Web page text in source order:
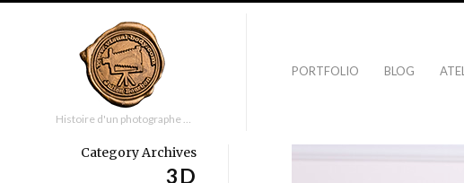
Histoire d'un photographe …
PORTFOLIO BLOG
Category Archives
3D